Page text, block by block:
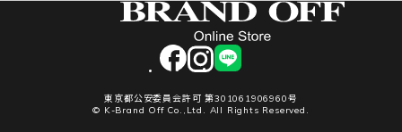
facebookinstagram
LINE
東京都公安委員会許可 第301061906960号
© K-Brand Off Co.,Ltd. All Rights Reserved.